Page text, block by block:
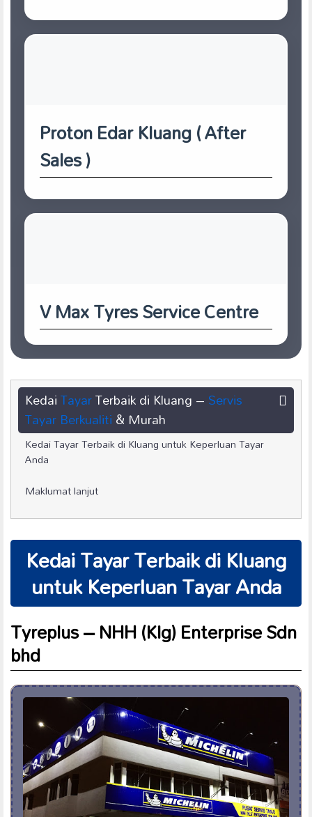
Proton Edar Kluang ( After
Sales )
V Max Tyres Service Centre
KedaiTayarTerbaik di Kluang –Servis
Tayar Berkualiti& Murah
Kedai Tayar Terbaik di Kluang untuk Keperluan Tayar
Anda
Maklumat lanjut
Kedai Tayar Terbaik di Kluang
untuk Keperluan Tayar Anda
Tyreplus – NHH (Klg) Enterprise Sdn
bhd